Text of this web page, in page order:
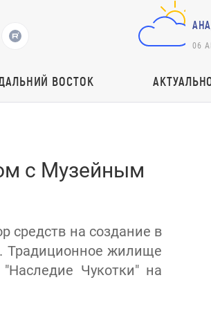
06
ВОСТОК
с Музейным
средств на создание в
Традиционное жилище
Чукотки" на